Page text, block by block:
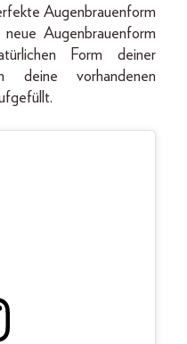
Augenbrauenform
Augenbrauenform
Form deiner
deine vorhandenen